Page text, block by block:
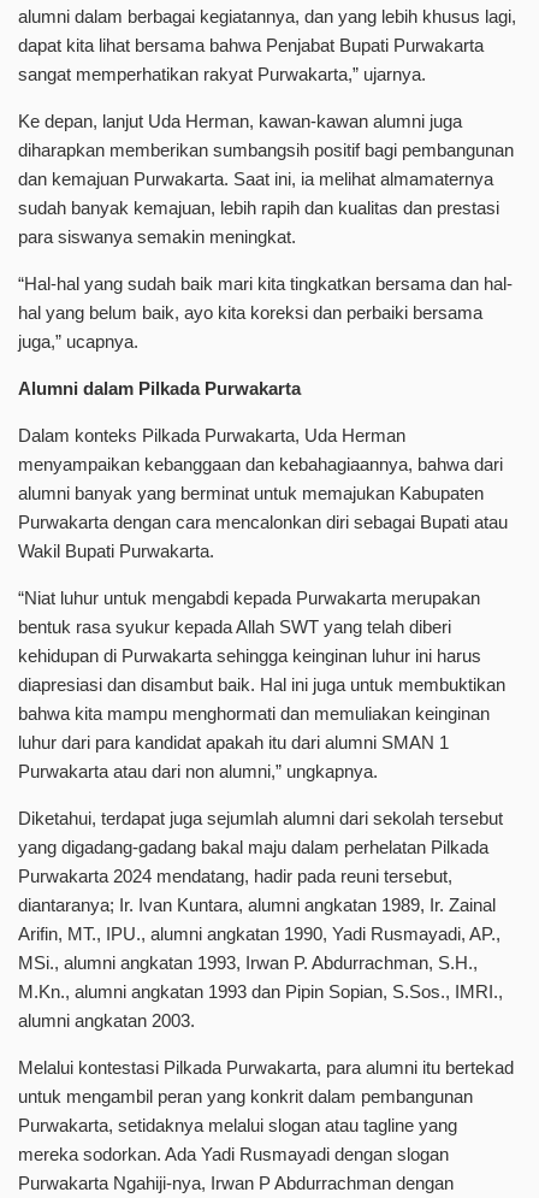
alumni dalam berbagai kegiatannya, dan yang lebih khusus lagi,
dapat kita lihat bersama bahwa Penjabat Bupati Purwakarta
sangat memperhatikan rakyat Purwakarta,” ujarnya.
Ke depan, lanjut Uda Herman, kawan-kawan alumni juga
diharapkan memberikan sumbangsih positif bagi pembangunan
dan kemajuan Purwakarta. Saat ini, ia melihat almamaternya
sudah banyak kemajuan, lebih rapih dan kualitas dan prestasi
para siswanya semakin meningkat.
“Hal-hal yang sudah baik mari kita tingkatkan bersama dan hal-
hal yang belum baik, ayo kita koreksi dan perbaiki bersama
juga,” ucapnya.
Alumni dalam Pilkada Purwakarta
Dalam konteks Pilkada Purwakarta, Uda Herman
menyampaikan kebanggaan dan kebahagiaannya, bahwa dari
alumni banyak yang berminat untuk memajukan Kabupaten
Purwakarta dengan cara mencalonkan diri sebagai Bupati atau
Wakil Bupati Purwakarta.
“Niat luhur untuk mengabdi kepada Purwakarta merupakan
bentuk rasa syukur kepada Allah SWT yang telah diberi
kehidupan di Purwakarta sehingga keinginan luhur ini harus
diapresiasi dan disambut baik. Hal ini juga untuk membuktikan
bahwa kita mampu menghormati dan memuliakan keinginan
luhur dari para kandidat apakah itu dari alumni SMAN 1
Purwakarta atau dari non alumni,” ungkapnya.
Diketahui, terdapat juga sejumlah alumni dari sekolah tersebut
yang digadang-gadang bakal maju dalam perhelatan Pilkada
Purwakarta 2024 mendatang, hadir pada reuni tersebut,
diantaranya; Ir. Ivan Kuntara, alumni angkatan 1989, Ir. Zainal
Arifin, MT., IPU., alumni angkatan 1990, Yadi Rusmayadi, AP.,
MSi., alumni angkatan 1993, Irwan P. Abdurrachman, S.H.,
M.Kn., alumni angkatan 1993 dan Pipin Sopian, S.Sos., IMRI.,
alumni angkatan 2003.
Melalui kontestasi Pilkada Purwakarta, para alumni itu bertekad
untuk mengambil peran yang konkrit dalam pembangunan
Purwakarta, setidaknya melalui slogan atau tagline yang
mereka sodorkan. Ada Yadi Rusmayadi dengan slogan
Purwakarta Ngahiji-nya, Irwan P Abdurrachman dengan